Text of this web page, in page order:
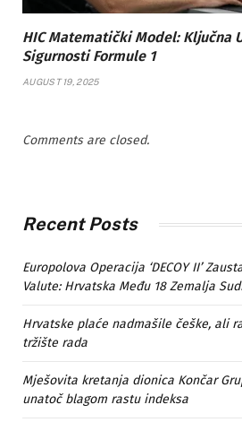
HIC Matematički Model: Ključna
Sigurnosti Formule 1
AUGUST 19, 2025
Comments are closed.
Recent Posts
Europolova Operacija ‘DECOY II’
Valute: Hrvatska Među 18 Zemalja
Hrvatske plaće nadmašile češke, ali
tržište rada
Mješovita kretanja dionica Končar
unatoč blagom rastu indeksa